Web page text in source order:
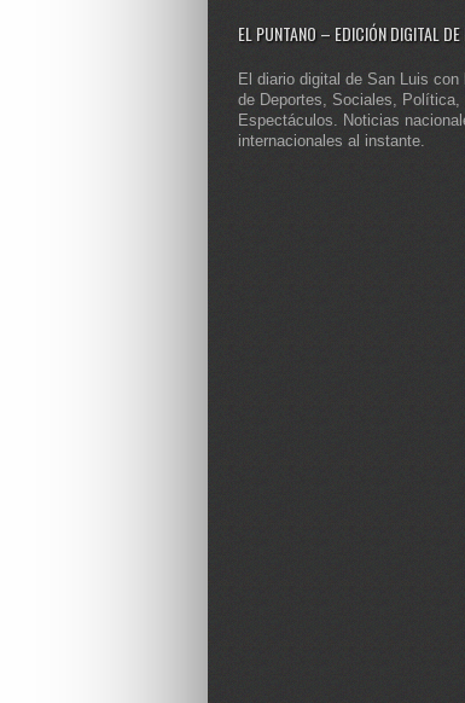
EL PUNTANO – EDICIÓN DIGITAL
El diario digital de San Luis
de Deportes, Sociales, Política,
Espectáculos. Noticias
internacionales al instante.